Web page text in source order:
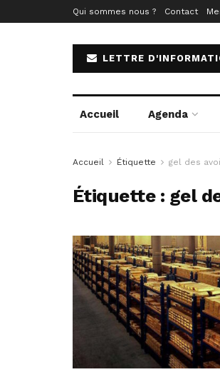
Qui sommes nous ? Contact
LETTRE
Accueil Agenda
Accueil Étiquette gel des
Étiquette : gel